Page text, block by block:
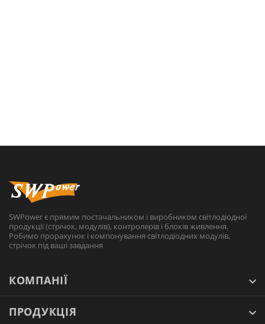
SWPower є прямим постачальником і виробником світлодіодної
продукції (стрічок, модулів), контролерів і блоків живлення.
Робимо прорахунок і компонування світлодіодних модулів,
стрічок під ваші завдання
КОМПАНІЇ
ПРОДУКЦІЯ